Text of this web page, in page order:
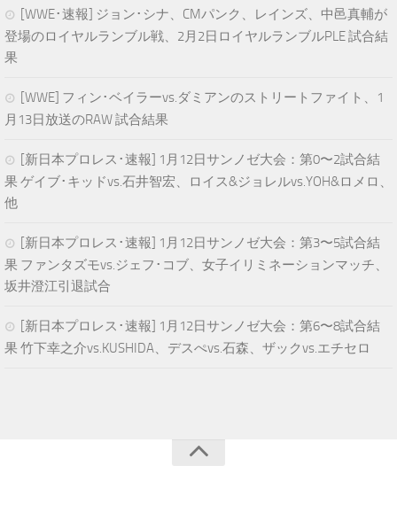
[WWE･速報] ジョン･シナ、CMパンク、レインズ、中邑真輔が
登場のロイヤルランブル戦、2月2日ロイヤルランブルPLE 試合結
果
[WWE] フィン･ベイラーvs.ダミアンのストリートファイト、1
月13日放送のRAW 試合結果
[新日本プロレス･速報] 1月12日サンノゼ大会：第0〜2試合結
果 ゲイブ･キッドvs.石井智宏、ロイス&ジョレルvs.YOH&ロメロ、
他
[新日本プロレス･速報] 1月12日サンノゼ大会：第3〜5試合結
果 ファンタズモvs.ジェフ･コブ、女子イリミネーションマッチ、
坂井澄江引退試合
[新日本プロレス･速報] 1月12日サンノゼ大会：第6〜8試合結
果 竹下幸之介vs.KUSHIDA、デスぺvs.石森、ザックvs.エチセロ